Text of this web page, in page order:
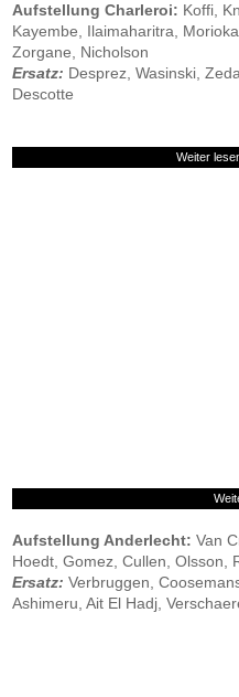
Aufstellung Charleroi: Koffi,
Kayembe, Ilaimaharitra,
Zorgane, Nicholson
Ersatz: Desprez, Wasinski,
Descotte
Weiter
Aufstellung Anderlecht: Van
Hoedt, Gomez, Cullen, Olsson,
Ersatz: Verbruggen,
Ashimeru, Ait El Hadj,